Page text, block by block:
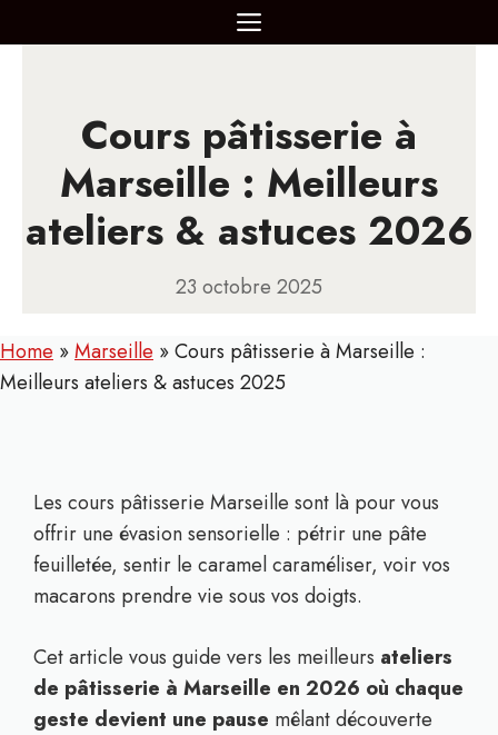
au
MENU
Cours pâtisserie à
Marseille : Meilleurs
ateliers & astuces 2026
23 octobre 2025
Home »Marseille »Cours pâtisserie à Marseille :
Meilleurs ateliers & astuces 2025
Les cours pâtisserie Marseille sont là pour vous
offrir une évasion sensorielle : pétrir une pâte
feuilletée, sentir le caramel caraméliser, voir vos
macarons prendre vie sous vos doigts.
Cet article vous guide vers les meilleurs ateliers
de pâtisserie à Marseille en 2026 où chaque
geste devient une pause mêlant découverte